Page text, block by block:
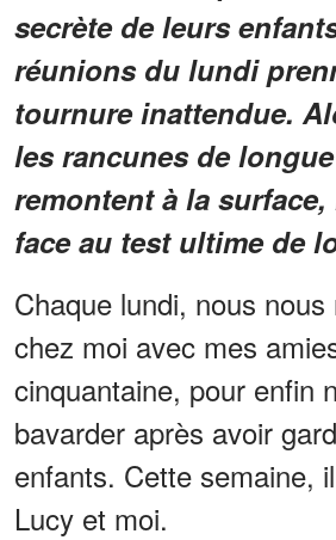
secrète de leurs
réunions du lundi
tournure inattendue.
les rancunes de
remontent à la
face au test ultime de
Chaque lundi, nous nous
chez moi avec mes
cinquantaine, pour enfin
bavarder après avoir
enfants. Cette semaine,
Lucy et moi.